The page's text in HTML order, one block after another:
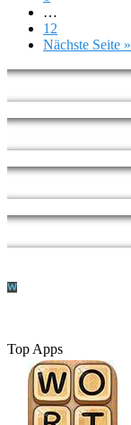
…
12
Nächste Seite »
Top Apps